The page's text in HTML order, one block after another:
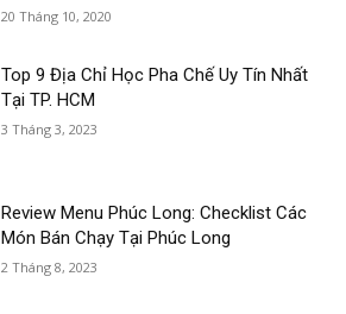
20 Tháng 10, 2020
Top 9 Địa Chỉ Học Pha Chế Uy Tín Nhất
Tại TP. HCM
3 Tháng 3, 2023
Review Menu Phúc Long: Checklist Các
Món Bán Chạy Tại Phúc Long
2 Tháng 8, 2023